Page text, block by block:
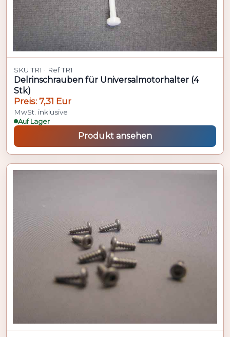
SKU TR1 · Ref TR1
Delrinschrauben für Universalmotorhalter (4
Stk)
Preis: 7,31 Eur
MwSt. inklusive
Auf Lager
Produkt ansehen